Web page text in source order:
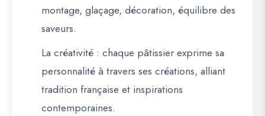
montage, glaçage, décoration, équilibre des
saveurs.
La créativité : chaque pâtissier exprime sa
personnalité à travers ses créations, alliant
tradition française et inspirations
contemporaines.